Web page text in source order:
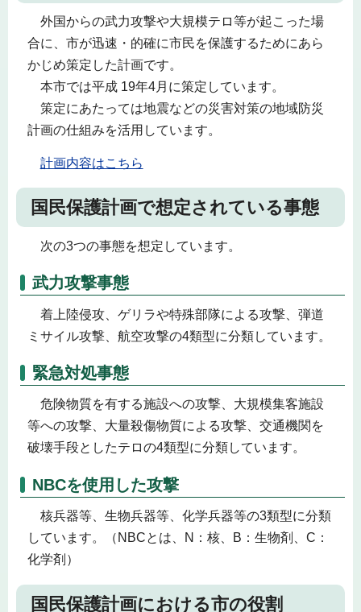
外国からの武力攻撃や大規模テロ等が起こった場
合に、市が迅速・的確に市民を保護するためにあら
かじめ策定した計画です。
本市では平成 19年4月に策定しています。
策定にあたっては地震などの災害対策の地域防災
計画の仕組みを活用しています。
計画内容はこちら
国民保護計画で想定されている事態
次の3つの事態を想定しています。
武力攻撃事態
着上陸侵攻、ゲリラや特殊部隊による攻撃、弾道
ミサイル攻撃、航空攻撃の4類型に分類しています。
緊急対処事態
危険物質を有する施設への攻撃、大規模集客施設
等への攻撃、大量殺傷物質による攻撃、交通機関を
破壊手段としたテロの4類型に分類しています。
NBCを使用した攻撃
核兵器等、生物兵器等、化学兵器等の3類型に分類
しています。（NBCとは、N：核、B：生物剤、C：
化学剤）
国民保護計画における市の役割